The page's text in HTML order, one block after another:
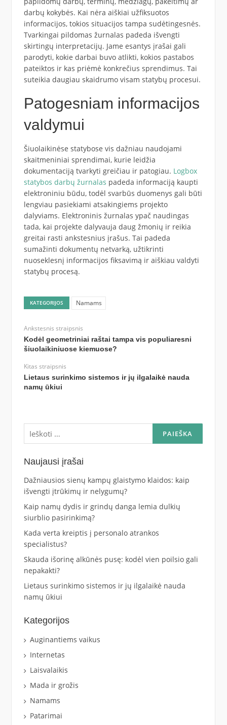
darbų kokybės. Kai nėra aiškiai užfiksuotos
informacijos, tokios situacijos tampa sudėtingesnės.
Tvarkingai pildomas žurnalas padeda išvengti
skirtingų interpretacijų. Jame esantys įrašai gali
parodyti, kokie darbai buvo atlikti, kokios pastabos
pateiktos ir kas priėmė konkrečius sprendimus. Tai
suteikia daugiau skaidrumo visam statybų procesui.
Patogesniam informacijos
valdymui
Šiuolaikinėse statybose vis dažniau naudojami
skaitmeniniai sprendimai, kurie leidžia
dokumentaciją tvarkyti greičiau ir patogiau. Logbox
statybos darbų žurnalas padeda informaciją kaupti
elektroniniu būdu, todėl svarbūs duomenys gali būti
lengviau pasiekiami atsakingiems projekto
dalyviams. Elektroninis žurnalas ypač naudingas
tada, kai projekte dalyvauja daug žmonių ir reikia
greitai rasti ankstesnius įrašus. Tai padeda
sumažinti dokumentų netvarką, užtikrinti
nuoseklesnį informacijos fiksavimą ir aiškiau valdyti
statybų procesą.
KATEGORIJOS Namams
Ankstesnis straipsnis
Kodėl geometriniai raštai tampa vis populiaresni
šiuolaikiniuose kiemuose?
Kitas straipsnis
Lietaus surinkimo sistemos ir jų ilgalaikė nauda
namų ūkiui
Ieškoti:
Naujausi įrašai
Dažniausios sienų kampų glaistymo klaidos: kaip
išvengti įtrūkimų ir nelygumų?
Kaip namų dydis ir grindų danga lemia dulkių
siurblio pasirinkimą?
Kada verta kreiptis į personalo atrankos
specialistus?
Skauda išorinę alkūnės pusę: kodėl vien poilsio gali
nepakakti?
Lietaus surinkimo sistemos ir jų ilgalaikė nauda
namų ūkiui
Kategorijos
Auginantiems vaikus
Internetas
Laisvalaikis
Mada ir grožis
Namams
Patarimai